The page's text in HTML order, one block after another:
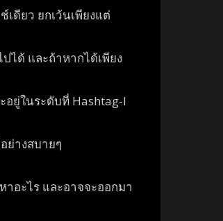
ดียว ยกเว้นเพียงแต่
ได้ และถ้าหากได้เพียง
อยู่ในระดับที่ Hashtag-I
ย่างสบายๆ
อะไร และอาจจะออกมา